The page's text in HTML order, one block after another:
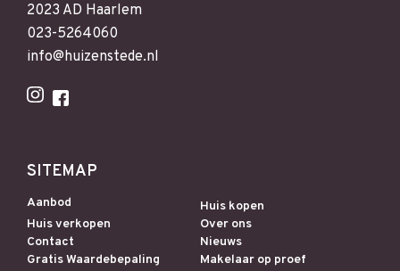
2023 AD Haarlem
023-5264060
info@huizenstede.nl
SITEMAP
Aanbod
Huis kopen
Huis verkopen
Over ons
Contact
Nieuws
Gratis Waardebepaling
Makelaar op proef